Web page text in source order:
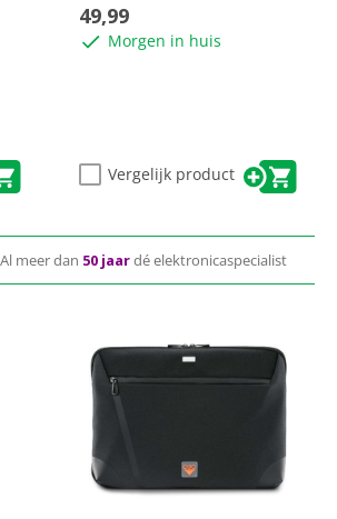
49,99
Morgen in huis
Vergelijk product
Al meer dan 50 jaardé elektronicaspecialist